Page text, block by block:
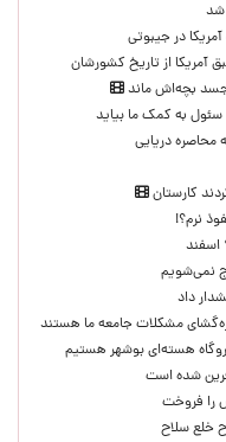
شد
در جیبوتی
جسد بچه‌اش ماند
به کمک ما بیاید
کارستان
نرم؟!
نمی‌شویم
داد
مشکلات جامعه ما هستند
هسته‌ای بوشهر هستیم
شده است
را فروخت
خلع سلاح